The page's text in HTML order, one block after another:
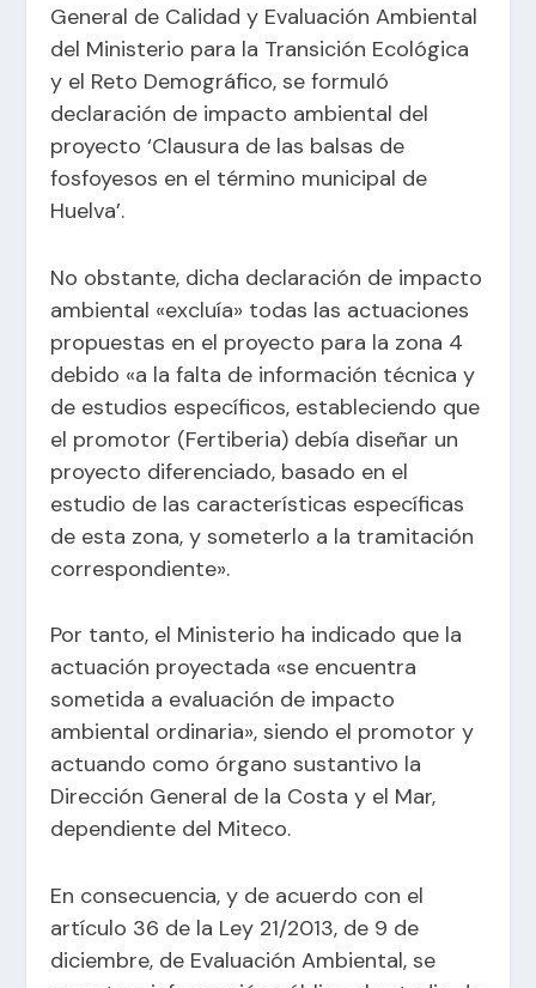
General de Calidad y Evaluación Ambiental
del Ministerio para la Transición Ecológica
y el Reto Demográfico, se formuló
declaración de impacto ambiental del
proyecto ‘Clausura de las balsas de
fosfoyesos en el término municipal de
Huelva’.
No obstante, dicha declaración de impacto
ambiental «excluía» todas las actuaciones
propuestas en el proyecto para la zona 4
debido «a la falta de información técnica y
de estudios específicos, estableciendo que
el promotor (Fertiberia) debía diseñar un
proyecto diferenciado, basado en el
estudio de las características específicas
de esta zona, y someterlo a la tramitación
correspondiente».
Por tanto, el Ministerio ha indicado que la
actuación proyectada «se encuentra
sometida a evaluación de impacto
ambiental ordinaria», siendo el promotor y
actuando como órgano sustantivo la
Dirección General de la Costa y el Mar,
dependiente del Miteco.
En consecuencia, y de acuerdo con el
artículo 36 de la Ley 21/2013, de 9 de
diciembre, de Evaluación Ambiental, se